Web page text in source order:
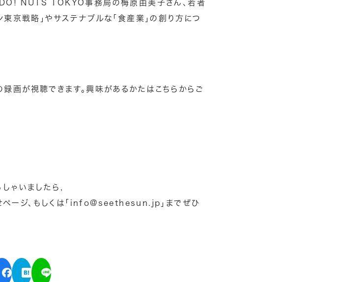
DO! NUTS TOKYO事務局の梅原由美子さん、若者
京戦略」やサステナブルな「食産業」の創り方につ
画が視聴できます。興味があるかたは こちら からご
ゃいましたら,
ページ、もしくは「info@seethesun.jp」までぜひ